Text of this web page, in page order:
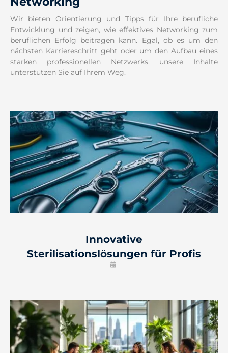
Wir bieten Orientierung und Tipps für Ihre berufliche
Entwicklung und zeigen, wie effektives Networking zum
beruflichen Erfolg beitragen kann. Egal, ob es um den
nächsten Karriereschritt geht oder um den Aufbau eines
starken professionellen Netzwerks, unsere Inhalte
unterstützen Sie auf Ihrem Weg.
Innovative
Sterilisationslösungen für Profis